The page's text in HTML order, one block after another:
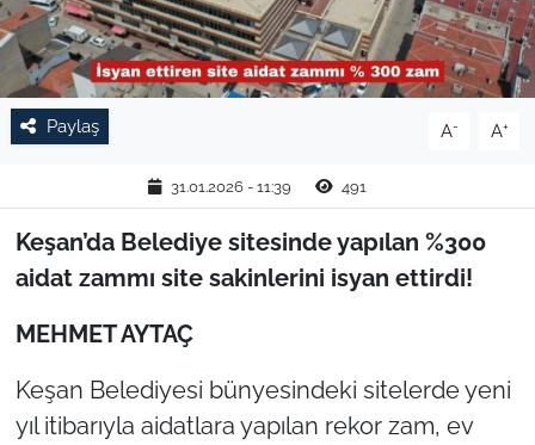
Paylaş A- A+
31.01.2026 - 11:39 491
Keşan’da Belediye sitesinde yapılan %300
aidat zammı site sakinlerini isyan ettirdi!
MEHMET AYTAÇ
Keşan Belediyesi bünyesindeki sitelerde yeni
yıl itibarıyla aidatlara yapılan rekor zam, ev
RESMİ İLAN
SPOR
TEKİRDAĞ
KIRKLARELİ
ÇANAKKALE